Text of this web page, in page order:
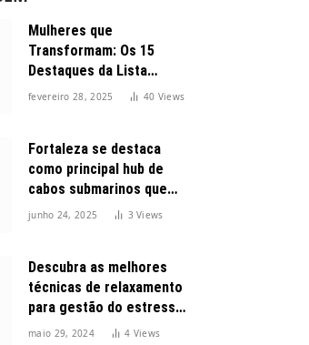
Mulheres que
Transformam: Os 15
Destaques da Lista
Forbes 2025 no Brasil
fevereiro 28, 2025 40 Views
Fortaleza se destaca
como principal hub de
cabos submarinos que
conectam o Brasil ao
junho 24, 2025 3Views
Descubra as melhores
técnicas de relaxamento
para gestão do estresse
durante o dia
maio 29, 2024 4 Views